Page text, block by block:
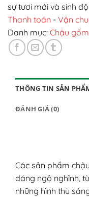
sự tươi mới và sinh
Thanh toán - Vận
Danh mục: Chậu
THÔNG TIN SẢN
ĐÁNH GIÁ (0)
Các sản phẩm
dáng ngộ nghĩnh,
những hình thù